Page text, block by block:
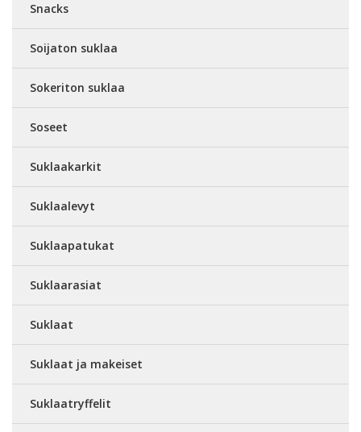
Snacks
Soijaton suklaa
Sokeriton suklaa
Soseet
Suklaakarkit
Suklaalevyt
Suklaapatukat
Suklaarasiat
Suklaat
Suklaat ja makeiset
Suklaatryffelit